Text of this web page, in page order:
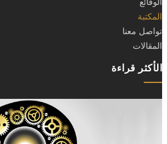
الوقائع
المكتبة
تواصل معنا
المقالات
الأكثر قراءة